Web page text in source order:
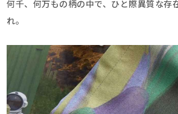
何千、何万もの柄の中で、ひと際異質な存
れ。